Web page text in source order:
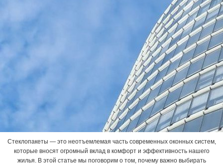
Стеклопакеты — это неотъемлемая часть современных оконных систем,
которые вносят огромный вклад в комфорт и эффективность нашего
жилья. В этой статье мы поговорим о том, почему важно выбирать